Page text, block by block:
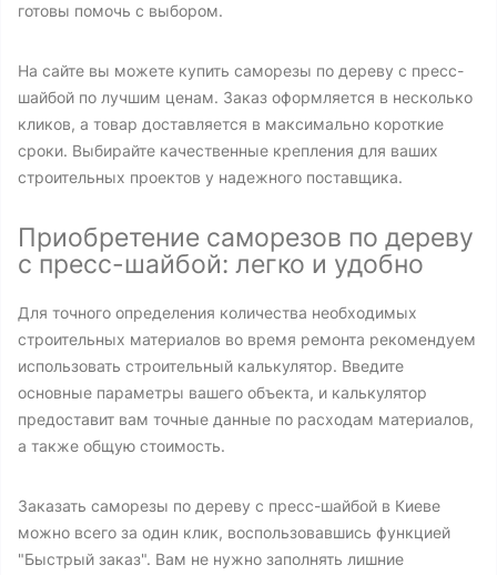
готовы помочь с выбором.
На сайте вы можете купить саморезы по дереву с пресс-
шайбой по лучшим ценам. Заказ оформляется в несколько
кликов, а товар доставляется в максимально короткие
сроки. Выбирайте качественные крепления для ваших
строительных проектов у надежного поставщика.
Приобретение саморезов по дереву
с пресс-шайбой: легко и удобно
Для точного определения количества необходимых
строительных материалов во время ремонта рекомендуем
использовать строительный калькулятор. Введите
основные параметры вашего объекта, и калькулятор
предоставит вам точные данные по расходам материалов,
а также общую стоимость.
Заказать саморезы по дереву с пресс-шайбой в Киеве
можно всего за один клик, воспользовавшись функцией
"Быстрый заказ". Вам не нужно заполнять лишние